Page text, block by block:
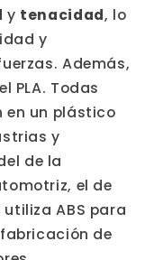
y tenacidad, lo
y
Además,
PLA. Todas
en un plástico
y
de la
el de
utiliza ABS para
de